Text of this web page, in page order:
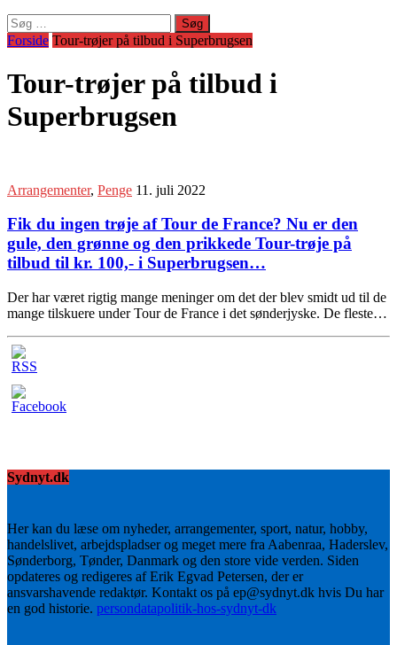
Søg
efter:
Forside Tour-trøjer på tilbud i Superbrugsen
Tour-trøjer på tilbud i
Superbrugsen
Arrangementer, Penge 11. juli 2022
Fik du ingen trøje af Tour de France? Nu er den
gule, den grønne og den prikkede Tour-trøje på
tilbud til kr. 100,- i Superbrugsen…
Der har været rigtig mange meninger om det der blev smidt ud til de
mange tilskuere under Tour de France i det sønderjyske. De fleste…
Sydnyt.dk
Her kan du læse om nyheder, arrangementer, sport, natur, hobby,
handelslivet, arbejdspladser og meget mere fra Aabenraa, Haderslev,
Sønderborg, Tønder, Danmark og den store vide verden. Siden
opdateres og redigeres af Erik Egvad Petersen, der er
ansvarshavende redaktør. Kontakt os på ep@sydnyt.dk hvis Du har
en god historie. persondatapolitik-hos-sydnyt-dk